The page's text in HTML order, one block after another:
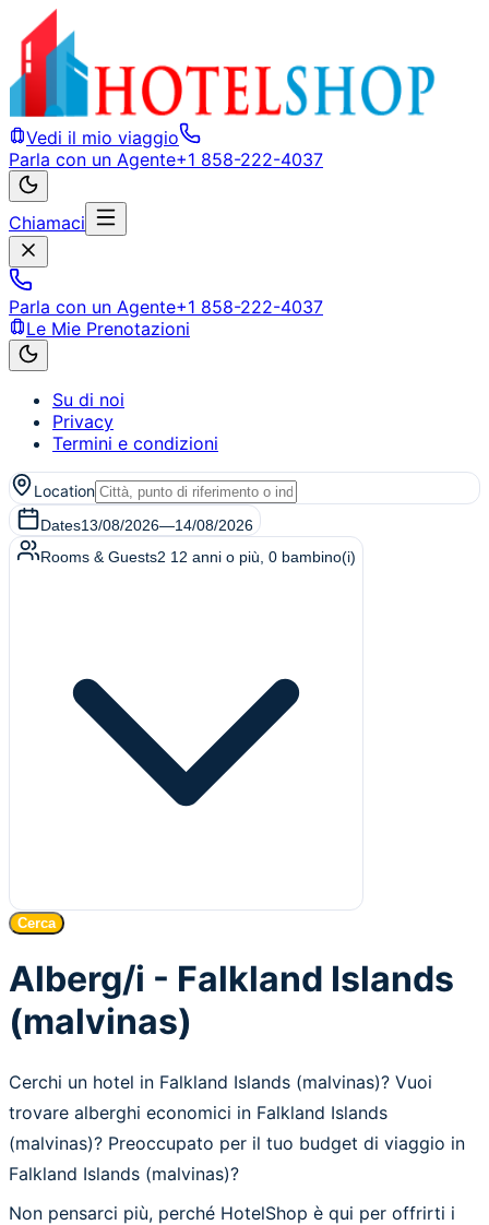
Vedi il mio viaggio
Parla con un Agente+1 858-222-4037
Chiamaci
Parla con un Agente+1 858-222-4037
Le Mie Prenotazioni
Su di noi
Privacy
Termini e condizioni
Location
Dates13/08/2026—14/08/2026
Rooms & Guests2 12 anni o più 0 bambino(i)
Cerca
Alberg/i - Falkland Islands
(malvinas)
Cerchi un hotel in Falkland Islands (malvinas)? Vuoi
trovare alberghi economici in Falkland Islands
(malvinas)? Preoccupato per il tuo budget di viaggio in
Falkland Islands (malvinas)?
Non pensarci più, perché HotelShop è qui per offrirti i